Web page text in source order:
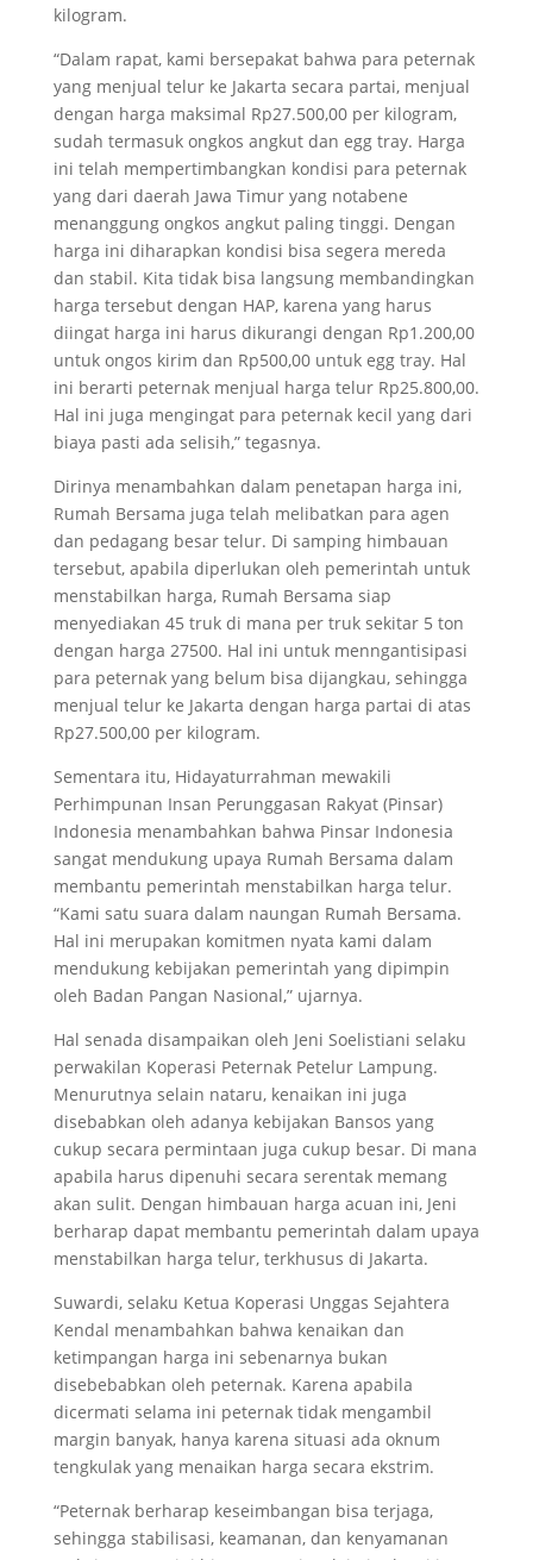
kilogram.
“Dalam rapat, kami bersepakat bahwa para peternak
yang menjual telur ke Jakarta secara partai, menjual
dengan harga maksimal Rp27.500,00 per kilogram,
sudah termasuk ongkos angkut dan egg tray. Harga
ini telah mempertimbangkan kondisi para peternak
yang dari daerah Jawa Timur yang notabene
menanggung ongkos angkut paling tinggi. Dengan
harga ini diharapkan kondisi bisa segera mereda
dan stabil. Kita tidak bisa langsung membandingkan
harga tersebut dengan HAP, karena yang harus
diingat harga ini harus dikurangi dengan Rp1.200,00
untuk ongos kirim dan Rp500,00 untuk egg tray. Hal
ini berarti peternak menjual harga telur Rp25.800,00.
Hal ini juga mengingat para peternak kecil yang dari
biaya pasti ada selisih,” tegasnya.
Dirinya menambahkan dalam penetapan harga ini,
Rumah Bersama juga telah melibatkan para agen
dan pedagang besar telur. Di samping himbauan
tersebut, apabila diperlukan oleh pemerintah untuk
menstabilkan harga, Rumah Bersama siap
menyediakan 45 truk di mana per truk sekitar 5 ton
dengan harga 27500. Hal ini untuk menngantisipasi
para peternak yang belum bisa dijangkau, sehingga
menjual telur ke Jakarta dengan harga partai di atas
Rp27.500,00 per kilogram.
Sementara itu, Hidayaturrahman mewakili
Perhimpunan Insan Perunggasan Rakyat (Pinsar)
Indonesia menambahkan bahwa Pinsar Indonesia
sangat mendukung upaya Rumah Bersama dalam
membantu pemerintah menstabilkan harga telur.
“Kami satu suara dalam naungan Rumah Bersama.
Hal ini merupakan komitmen nyata kami dalam
mendukung kebijakan pemerintah yang dipimpin
oleh Badan Pangan Nasional,” ujarnya.
Hal senada disampaikan oleh Jeni Soelistiani selaku
perwakilan Koperasi Peternak Petelur Lampung.
Menurutnya selain nataru, kenaikan ini juga
disebabkan oleh adanya kebijakan Bansos yang
cukup secara permintaan juga cukup besar. Di mana
apabila harus dipenuhi secara serentak memang
akan sulit. Dengan himbauan harga acuan ini, Jeni
berharap dapat membantu pemerintah dalam upaya
menstabilkan harga telur, terkhusus di Jakarta.
Suwardi, selaku Ketua Koperasi Unggas Sejahtera
Kendal menambahkan bahwa kenaikan dan
ketimpangan harga ini sebenarnya bukan
disebebabkan oleh peternak. Karena apabila
dicermati selama ini peternak tidak mengambil
margin banyak, hanya karena situasi ada oknum
tengkulak yang menaikan harga secara ekstrim.
“Peternak berharap keseimbangan bisa terjaga,
sehingga stabilisasi, keamanan, dan kenyamanan